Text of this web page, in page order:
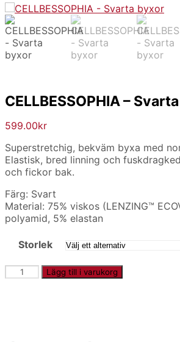
CELLBESSOPHIA –
599.00kr
Superstretchig, bekväm byxa med
Elastisk, bred linning och
och fickor bak.
Färg: Svart
Material: 75% viskos (LENZING™
polyamid, 5% elastan
Storlek
CELLBESSOPHIA
-
Lägg till i varukorg